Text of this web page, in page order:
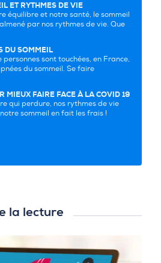
ET RYTHMES DE VIE
équilibre et notre santé, le sommeil
par nos rythmes de vie. Que
DU SOMMEIL
personnes sont touchées, en France,
du sommeil. Se faire
MIEUX FAIRE FACE À LA COVID 19
qui perdure, nos rythmes de vie
sommeil en fait les frais !
la lecture